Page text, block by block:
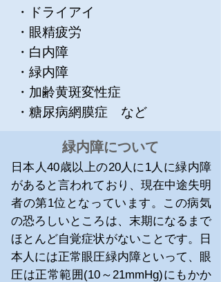
・ドライアイ
・眼精疲労
・白内障
・緑内障
・加齢黄斑変性症
・糖尿病網膜症 など
​緑内障について
日本人40歳以上の20人に1人に緑内障
があると言われており、現在中途失明
者の第1位となっています。この病気
の恐ろしいところは、末期になるまで
ほとんど自覚症状がないことです。日
本人には正常眼圧緑内障といって、眼
圧は正常範囲(10～21mmHg)にもかか